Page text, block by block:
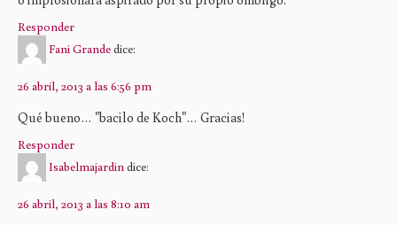
Responder
Fani Grandedice:
26 abril, 2013 a las 6:56 pm
Qué bueno… "bacilo de Koch"… Gracias!
Responder
Isabelmajardin dice:
26 abril, 2013 a las 8:10 am